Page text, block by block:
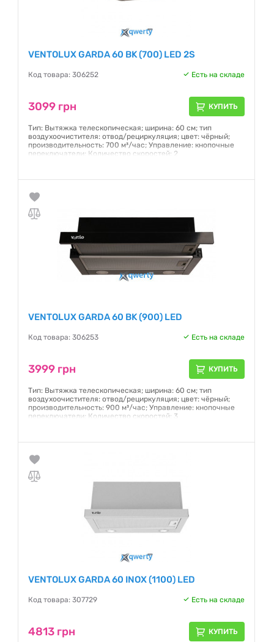
VENTOLUX GARDA 60 BK (700) LED 2S
Код товара: 306252 Есть на складе
3099 грн КУПИТЬ
Тип: Вытяжка телескопическая; ширина: 60 см; тип
воздухоочистителя: отвод/рециркуляция; цвет: чёрный;
производительность: 700 м³/час; Управление: кнопочные
переключатели; Количество скоростей: 2
VENTOLUX GARDA 60 BK (900) LED
Код товара: 306253 Есть на складе
3999 грн КУПИТЬ
Тип: Вытяжка телескопическая; ширина: 60 см; тип
воздухоочистителя: отвод/рециркуляция; цвет: чёрный;
производительность: 900 м³/час; Управление: кнопочные
переключатели; Количество скоростей: 3
VENTOLUX GARDA 60 INOX (1100) LED
Код товара: 307729 Есть на складе
4813 грн КУПИТЬ